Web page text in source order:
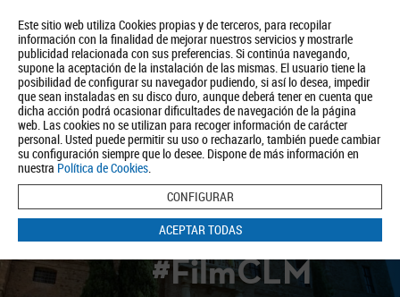
Este sitio web utiliza Cookies propias y de terceros, para recopilar
información con la finalidad de mejorar nuestros servicios y mostrarle
publicidad relacionada con sus preferencias. Si continúa navegando,
supone la aceptación de la instalación de las mismas. El usuario tiene la
posibilidad de configurar su navegador pudiendo, si así lo desea, impedir
que sean instaladas en su disco duro, aunque deberá tener en cuenta que
dicha acción podrá ocasionar dificultades de navegación de la página
web. Las cookies no se utilizan para recoger información de carácter
personal. Usted puede permitir su uso o rechazarlo, también puede cambiar
su configuración siempre que lo desee. Dispone de más información en
nuestra Política de Cookies.
CONFIGURAR
ACEPTAR TODAS
Quiénes somos Turismo Política de Privacidad Aviso Legal
Política de Cookies
BUSCAR
#FilmCLM